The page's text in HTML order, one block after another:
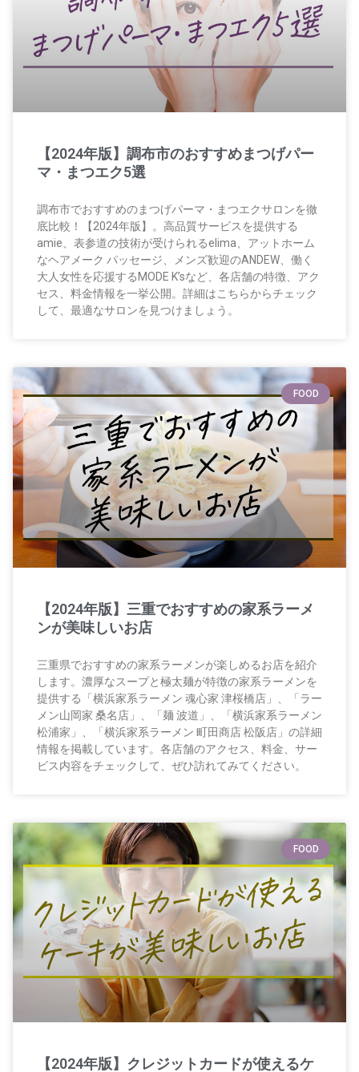
【2024年版】調布市のおすすめまつげパー
マ・まつエク5選
調布市でおすすめのまつげパーマ・まつエクサロンを徹
底比較！【2024年版】。高品質サービスを提供する
amie、表参道の技術が受けられるelima、アットホーム
なヘアメーク パッセージ、メンズ歓迎のANDEW、働く
大人女性を応援するMODE K’sなど、各店舗の特徴、アク
セス、料金情報を一挙公開。詳細はこちらからチェック
して、最適なサロンを見つけましょう。
FOOD
【2024年版】三重でおすすめの家系ラーメ
ンが美味しいお店
三重県でおすすめの家系ラーメンが楽しめるお店を紹介
します。濃厚なスープと極太麺が特徴の家系ラーメンを
提供する「横浜家系ラーメン 魂心家 津桜橋店」、「ラー
メン山岡家 桑名店」、「麺 波道」、「横浜家系ラーメン
松浦家」、「横浜家系ラーメン 町田商店 松阪店」の詳細
情報を掲載しています。各店舗のアクセス、料金、サー
ビス内容をチェックして、ぜひ訪れてみてください。
FOOD
【2024年版】クレジットカードが使えるケ